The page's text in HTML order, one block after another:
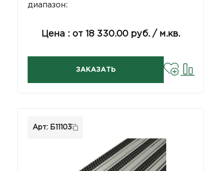
диапазон:
Цена : от 18 330.00 руб. / м.кв.
ЗАКАЗАТЬ
Арт: Б11103